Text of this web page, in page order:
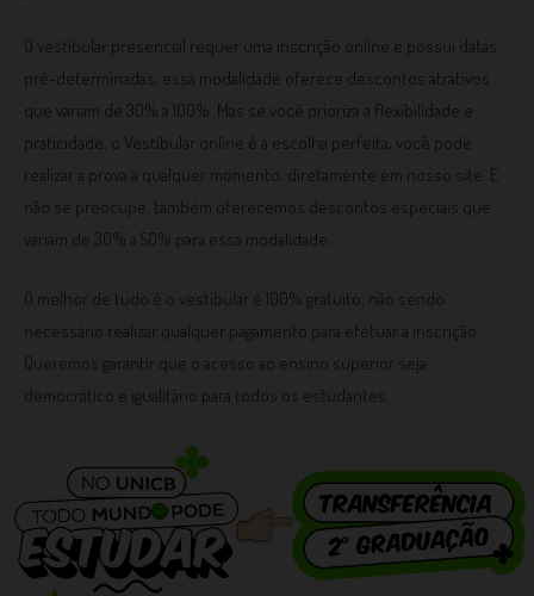
O vestibular presencial requer uma inscrição online e possui datas
pré-determinadas, essa modalidade oferece descontos atrativos
que variam de 30% a 100%. Mas se você prioriza a flexibilidade e
praticidade, o Vestibular online é a escolha perfeita, você pode
realizar a prova a qualquer momento, diretamente em nosso site. E
não se preocupe, também oferecemos descontos especiais que
variam de 30% a 50% para essa modalidade.
O melhor de tudo é o vestibular é 100% gratuito, não sendo
necessário realizar qualquer pagamento para efetuar a inscrição.
Queremos garantir que o acesso ao ensino superior seja
democrático e igualitário para todos os estudantes.